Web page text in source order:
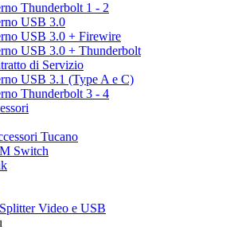
Thunderbolt 1 - 2
USB 3.0
USB 3.0 + Firewire
USB 3.0 + Thunderbolt
di Servizio
USB 3.1 (Type A e C)
Thunderbolt 3 - 4
Tucano
Switch
Video e USB